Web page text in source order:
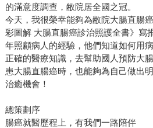
的滿意度調查，敝院居全國之冠。
今天，我很榮幸能夠為敝院大腸直腸
彩圖解 大腸直腸癌診治照護全書》寫
年照顧病人的經驗，他們知道如何用
正確的醫療知識，去幫助國人預防大
患大腸直腸癌時，也能夠為自己做出
治癒機會！
總策劃序
腸癌就醫歷程上，有我們一路陪伴